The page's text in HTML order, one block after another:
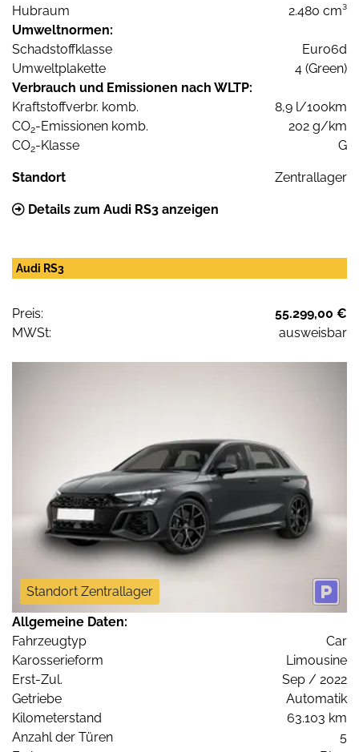
Hubraum
2.480 cm³
Umweltnormen:
Schadstoffklasse
Euro6d
Umweltplakette
4 (Green)
Verbrauch und Emissionen nach WLTP:
Kraftstoffverbr. komb.
8,9 l/100km
CO2-Emissionen komb.
202 g/km
CO2-Klasse G
Standort Zentrallager
Details zum Audi RS3 anzeigen
Audi RS3
Preis:
55.299,00 €
MWSt:
ausweisbar
Standort Zentrallager
Allgemeine Daten:
Fahrzeugtyp
Car
Karosserieform
Limousine
Erst-Zul.
Sep / 2022
Getriebe
Automatik
Kilometerstand
63.103 km
Anzahl der Türen
5